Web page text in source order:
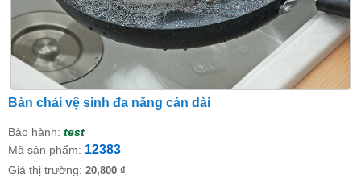
Bàn chải vệ sinh đa năng cán dài
Bảo hành: test
Mã sản phẩm: 12383
Giá thị trường: 20,800 ₫